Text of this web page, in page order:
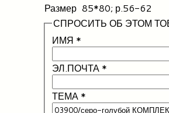
Размер 85*80; р.56-62
СПРОСИТЬ ОБ ЭТОМ
ИМЯ *
ЭЛ.ПОЧТА*
ТЕМА*